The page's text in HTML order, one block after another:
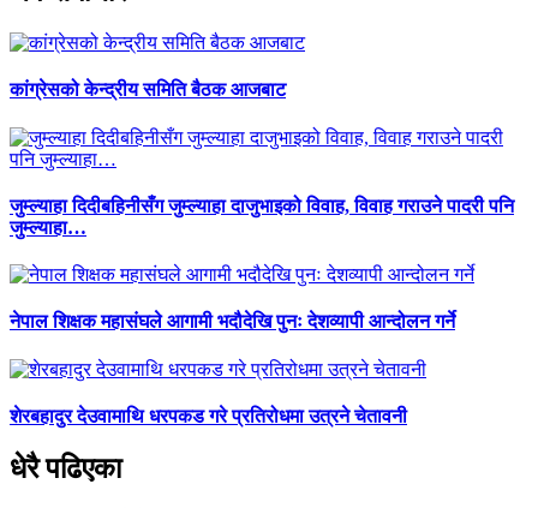
कांग्रेसको केन्द्रीय समिति बैठक आजबाट
जुम्ल्याहा दिदीबहिनीसँग जुम्ल्याहा दाजुभाइको विवाह, विवाह गराउने पादरी पनि
जुम्ल्याहा…
नेपाल शिक्षक महासंघले आगामी भदौदेखि पुनः देशव्यापी आन्दोलन गर्ने
शेरबहादुर देउवामाथि धरपकड गरे प्रतिरोधमा उत्रने चेतावनी
धेरै पढिएका